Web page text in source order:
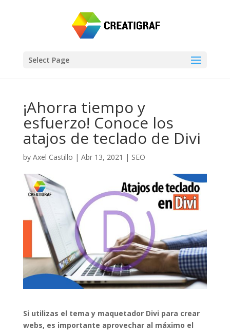
Select Page
¡Ahorra tiempo y
esfuerzo! Conoce los
atajos de teclado de Divi
by Axel Castillo | Abr 13, 2021 | SEO
Si utilizas el tema y maquetador Divi para crear
webs, es importante aprovechar al máximo el